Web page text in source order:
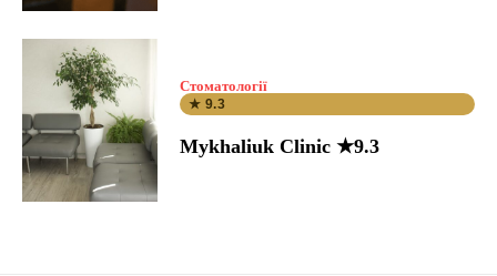
Стоматології
★ 9.3
Mykhaliuk Clinic ★9.3